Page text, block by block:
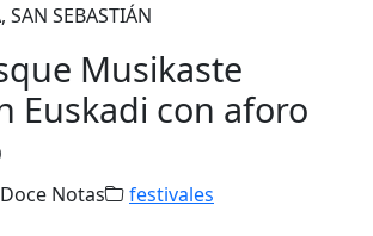
SAN SEBASTIÁN
Musikaste
Euskadi con aforo
Doce Notas festivales